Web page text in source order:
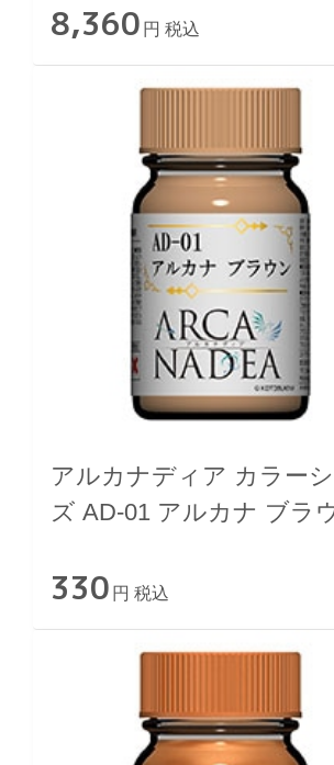
8,360 円 税込
アルカナディア カラー
ズ AD-01 アルカナ ブラ
330 円 税込